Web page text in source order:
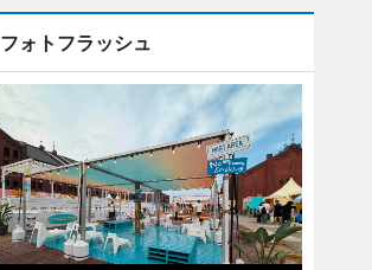
フォトフラッシュ